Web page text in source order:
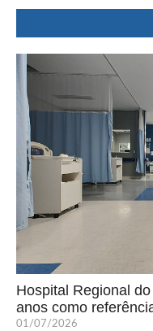
Hospital Regional
anos como
01/07/2026